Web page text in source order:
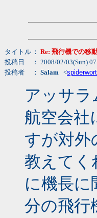
タイトル ： Re: 飛行機での移
投稿日
： 2008/02/03(Sun)
投稿者
： Salam <
アッサラ
航空会社
すが対外
教えてく
に機長
分の飛行